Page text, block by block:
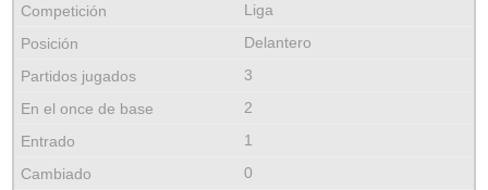
Liga
Delantero
3
2
1
0